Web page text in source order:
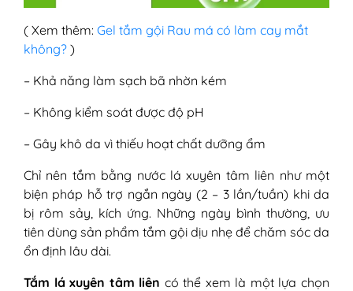
( Xem thêm: Gel tắm gội Rau má có làm cay mắt
không? )
– Khả năng làm sạch bã nhờn kém
– Không kiểm soát được độ pH
– Gây khô da vì thiếu hoạt chất dưỡng ẩm
Chỉ nên tắm bằng nước lá xuyên tâm liên như một
biện pháp hỗ trợ ngắn ngày (2 – 3 lần/tuần) khi da
bị rôm sảy, kích ứng. Những ngày bình thường, ưu
tiên dùng sản phẩm tắm gội dịu nhẹ để chăm sóc da
ổn định lâu dài.
Tắm lá xuyên tâm liên có thể xem là một lựa chọn